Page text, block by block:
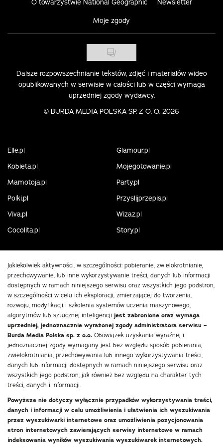
O towarzystwie National Geographic Newsletter
Moje zgody
Dalsze rozpowszechnianie tekstów, zdjęć i materiałów wideo
opublikowanych w serwisie w całości lub w części wymaga
uprzedniej zgody wydawcy.
© BURDA MEDIA POLSKA SP. Z O. O. 2026
Elle.pl
Glamour.pl
Kobieta.pl
Mojegotowanie.pl
Mamotoja.pl
Party.pl
Polki.pl
Przyslijprzepis.pl
Viva.pl
Wizaz.pl
Cocolita.pl
Story.pl
Jakiekolwiek aktywności, w szczególności: pobieranie, zwielokrotnianie,
przechowywanie, lub inne wykorzystywanie treści, danych lub informacji
dostępnych w ramach niniejszego serwisu oraz wszystkich jego podstron,
w szczególności w celu ich eksploracji, zmierzającej do tworzenia,
rozwoju, modyfikacji i szkolenia systemów uczenia maszynowego,
algorytmów lub sztucznej inteligencji jest zabronione oraz wymaga
uprzedniej, jednoznacznie wyrażonej zgody administratora serwisu –
Burda Media Polska sp. z o.o. Obowiązek uzyskania wyraźnej i
jednoznacznej zgody wymagany jest bez względu sposób pobierania,
zwielokrotniania, przechowywania lub innego wykorzystywania treści,
danych lub informacji dostępnych w ramach niniejszego serwisu oraz
wszystkich jego podstron, jak również bez względu na charakter tych
treści, danych i informacji.
Powyższe nie dotyczy wyłącznie przypadków wykorzystywania treści,
danych i informacji w celu umożliwienia i ułatwienia ich wyszukiwania
przez wyszukiwarki internetowe oraz umożliwienia pozycjonowania
stron internetowych zawierających serwisy internetowe w ramach
indeksowania wyników wyszukiwania wyszukiwarek internetowych.